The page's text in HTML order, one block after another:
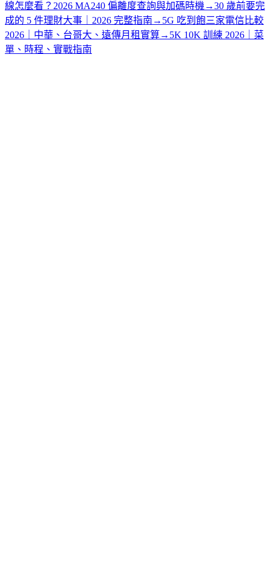
線怎麼看？2026 MA240 偏離度查詢與加碼時機 →30 歲前要完
成的 5 件理財大事｜2026 完整指南 → 5G 吃到飽三家電信比較
2026｜中華、台哥大、遠傳月租實算→ 5K 10K 訓練 2026｜菜
單、時程、實戰指南